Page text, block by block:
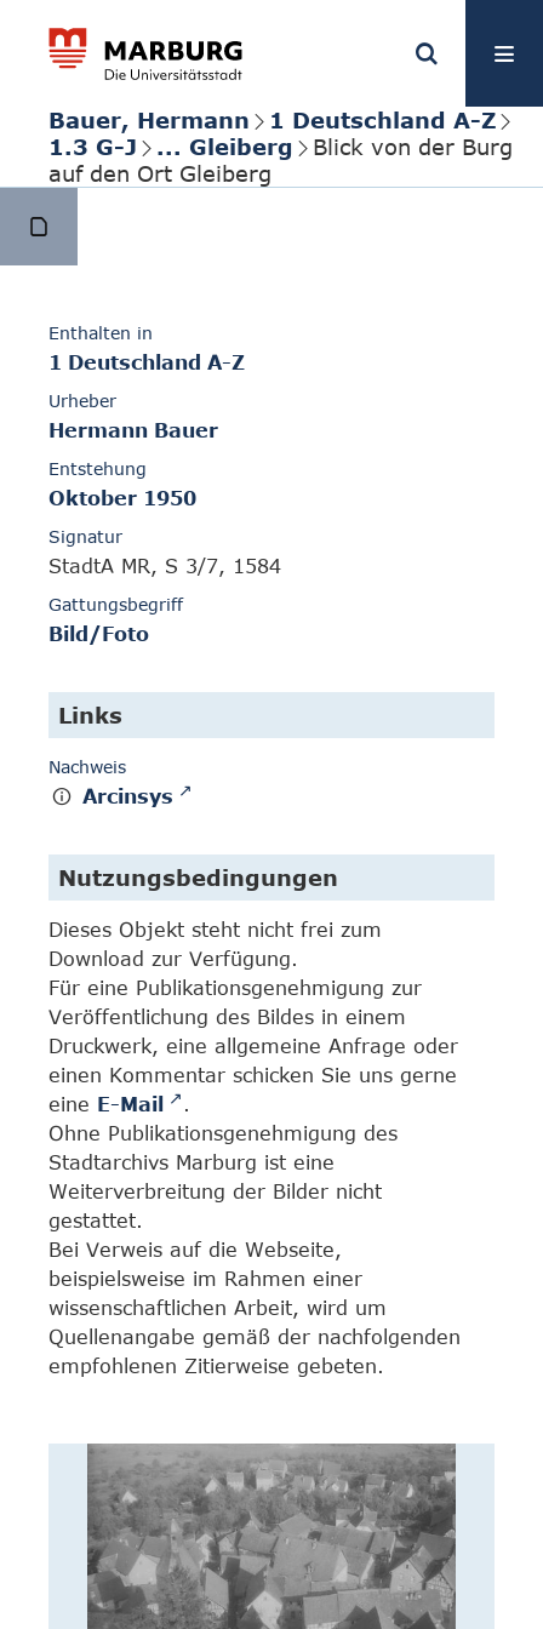
Bauer, Hermann
1 Deutschland A-Z
1.3 G-J
... Gleiberg
Blick von der Burg
auf den Ort Gleiberg
Enthalten in
1 Deutschland A-Z
Urheber
Hermann Bauer
Entstehung
Oktober 1950
Signatur
StadtA MR, S 3/7, 1584
Gattungsbegriff
Bild/Foto
Links
Nachweis
Arcinsys
Nutzungsbedingungen
Dieses Objekt steht nicht frei zum
Download zur Verfügung.
Für eine Publikationsgenehmigung zur
Veröffentlichung des Bildes in einem
Druckwerk, eine allgemeine Anfrage oder
einen Kommentar schicken Sie uns gerne
eine E-Mail
.
Ohne Publikationsgenehmigung des
Stadtarchivs Marburg ist eine
Weiterverbreitung der Bilder nicht
gestattet.
Bei Verweis auf die Webseite,
beispielsweise im Rahmen einer
wissenschaftlichen Arbeit, wird um
Quellenangabe gemäß der nachfolgenden
empfohlenen Zitierweise gebeten.